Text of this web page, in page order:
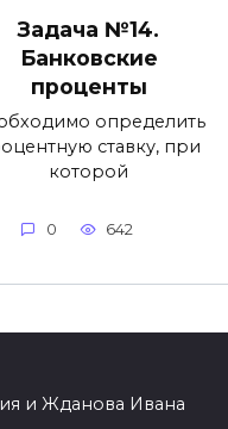
Задача №14.
Банковские
проценты
определить
ставку, при
которой
0 642
и Жданова Ивана